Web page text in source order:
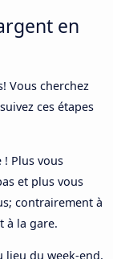
en
Vous cherchez
ces étapes
! Plus vous
et plus vous
contrairement à
à la gare.
lieu du week-end,